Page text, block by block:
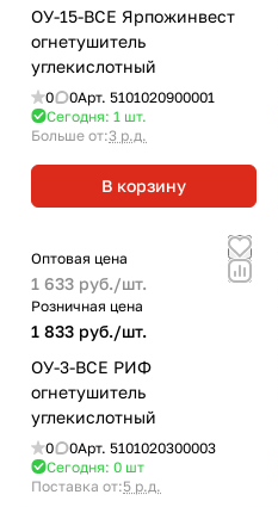
ОУ-15-BCE Ярпожинвест
огнетушитель
углекислотный
0 0Арт. 5101020900001
Сегодня: 1 шт.
Больше от:3 р.д.
В корзину
Оптовая цена
1 633 руб./шт.
Розничная цена
1 833 руб./шт.
ОУ-3-BCE РИФ
огнетушитель
углекислотный
0 0Арт. 5101020300003
Сегодня: 0 шт
Поставка от:5 р.д.